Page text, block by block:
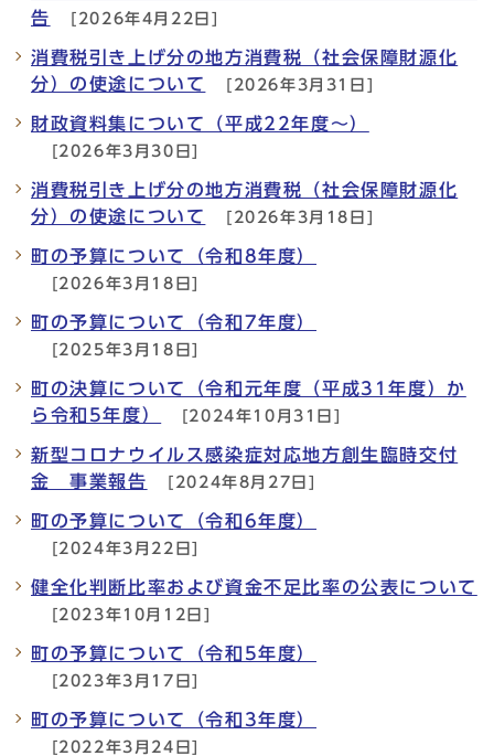
告
[2026年4月22日]
消費税引き上げ分の地方消費税（社会保障財源化
分）の使途について
[2026年3月31日]
財政資料集について（平成22年度～）
[2026年3月30日]
消費税引き上げ分の地方消費税（社会保障財源化
分）の使途について
[2026年3月18日]
町の予算について（令和8年度）
[2026年3月18日]
町の予算について（令和7年度）
[2025年3月18日]
町の決算について（令和元年度（平成31年度）か
ら令和5年度）
[2024年10月31日]
新型コロナウイルス感染症対応地方創生臨時交付
金 事業報告
[2024年8月27日]
町の予算について（令和6年度）
[2024年3月22日]
健全化判断比率および資金不足比率の公表について
[2023年10月12日]
町の予算について（令和5年度）
[2023年3月17日]
町の予算について（令和3年度）
[2022年3月24日]